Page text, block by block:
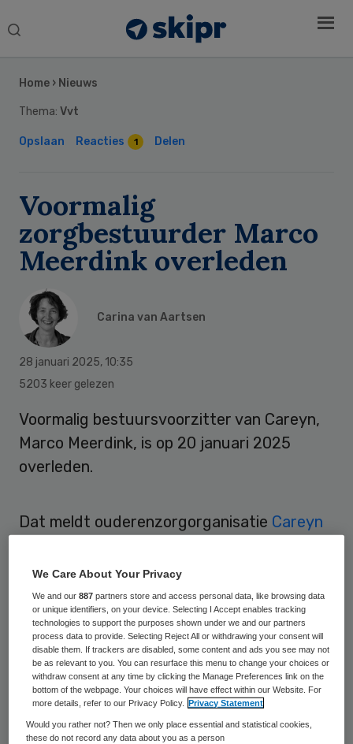
Search
Home › Nieuws
Thema: Vvt
Opslaan Reacties 1 Delen
Voormalig
zorgbestuurder Marco
Meerdink overleden
Carina van Aartsen
28 januari 2025, 10:35
5203 keer gelezen
Voormalig bestuursvoorzitter van Careyn,
Marco Meerdink, is op 20 januari 2025
overleden.
Dat meldt ouderenzorgorganisatie Careyn
Hart voor de zorg
Meerdink overleed een jaar nadat hij met
pensioen was gegaan. In november 2023
nam hij afscheid van Careyn, waar hij sinds
juni 2017 voorzitter was van de raad van
bestuur. De organisatie schrijft: “In een
Sidebar
We Care About Your Privacy
We and our887 partners store and access personal data, like browsing data
or unique identifiers, on your device. Selecting I Accept enables tracking
technologies to support the purposes shown under we and our partners
process data to provide. Selecting Reject All or withdrawing your consent will
disable them. If trackers are disabled, some content and ads you see may not
be as relevant to you. You can resurface this menu to change your choices or
withdraw consent at any time by clicking the Manage Preferences link on the
bottom of the webpage. Your choices will have effect within our Website. For
more details, refer to our Privacy Policy.
Privacy Statement
Would you rather not? Then we only place essential and statistical cookies,
these do not record any data about you as a person